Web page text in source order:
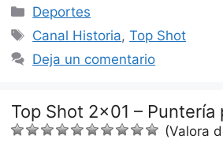
Categorías
Deportes
Etiquetas
Canal Historia,Top Shot
Deja un comentario
Top Shot 2×01 –
(Valora